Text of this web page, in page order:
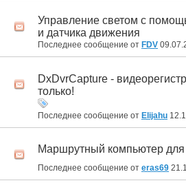
Управление светом с
и датчика движения
Последнее сообщение от FDV
DxDvrCapture -
только!
Последнее сообщение от Elijahu
Маршрутный компьютер для
Последнее сообщение от eras69